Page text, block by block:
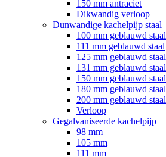
150 mm antraciet
Dikwandig verloop
Dunwandige kachelpijp staal
100 mm geblauwd staal
111 mm geblauwd staal
125 mm geblauwd staal
131 mm geblauwd staal
150 mm geblauwd staal
180 mm geblauwd staal
200 mm geblauwd staal
Verloop
Gegalvaniseerde kachelpijp
98 mm
105 mm
111 mm